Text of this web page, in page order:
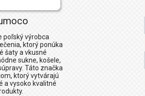
poľský výrobca
ktorý ponúka
šaty a vkusné
sukne, košele,
Táto značka
ktorý vytvárajú
a vysoko kvalitné